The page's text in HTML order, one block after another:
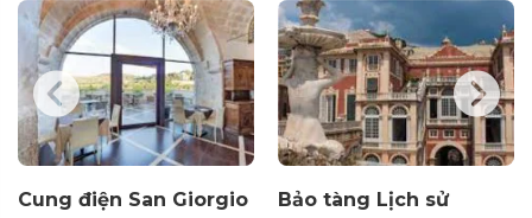
Cung điện San Giorgio Bảo tàng Lịch sử